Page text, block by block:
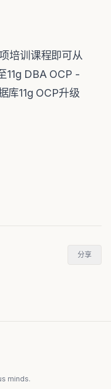
培训课程即可从
11g DBA OCP -
库11g OCP升级
分享
minds.